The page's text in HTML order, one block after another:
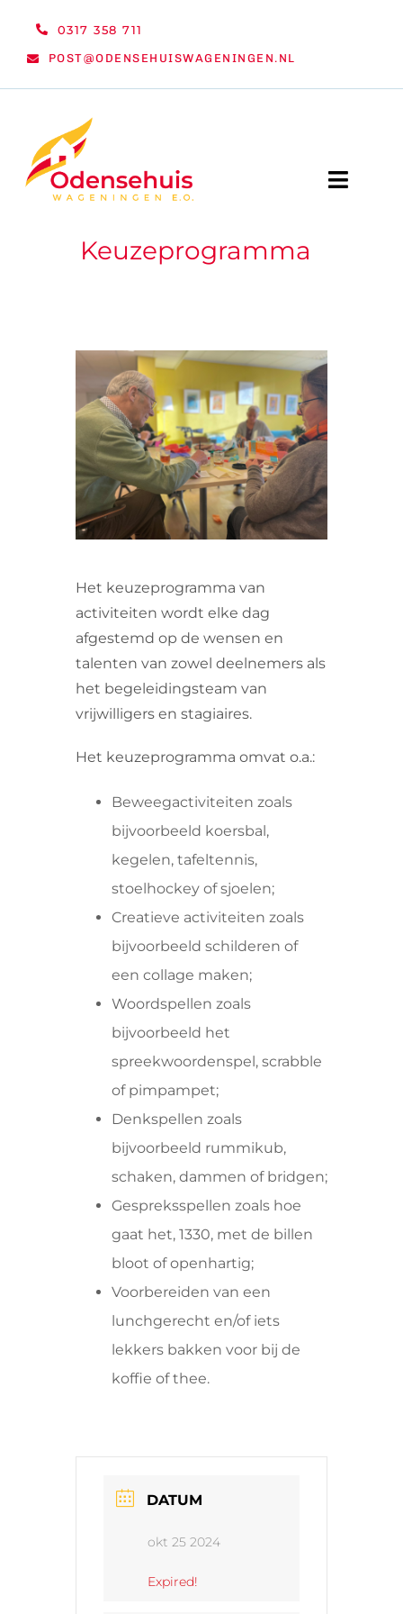
0317 358 711
POST@ODENSEHUISWAGENINGEN.NL
Toggle
WELKOM
ORGANISATIE
VRIJWILLIGERS & STAGIAIRES
CONTACT
Keuzeprogramma
Het keuzeprogramma van
activiteiten wordt elke dag
afgestemd op de wensen en
talenten van zowel deelnemers als
het begeleidingsteam van
vrijwilligers en stagiaires.
Het keuzeprogramma omvat o.a.:
Beweegactiviteiten zoals
bijvoorbeeld koersbal,
kegelen, tafeltennis,
stoelhockey of sjoelen;
Creatieve activiteiten zoals
bijvoorbeeld schilderen of
een collage maken;
Woordspellen zoals
bijvoorbeeld het
spreekwoordenspel, scrabble
of pimpampet;
Denkspellen zoals
bijvoorbeeld rummikub,
schaken, dammen of bridgen;
Gespreksspellen zoals hoe
gaat het, 1330, met de billen
bloot of openhartig;
Voorbereiden van een
lunchgerecht en/of iets
lekkers bakken voor bij de
koffie of thee.
DATUM
okt 25 2024
Expired!